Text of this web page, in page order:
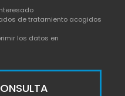
de tratamiento acogidos
los datos en